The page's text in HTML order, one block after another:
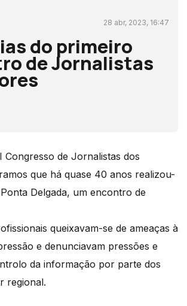
28 abr, 2023, 16:47
do primeiro
de Jornalistas
Congresso de Jornalistas dos
que há quase 40 anos realizou-
Delgada, um encontro de
queixavam-se de ameaças à
e denunciavam pressões e
da informação por parte dos
regional.